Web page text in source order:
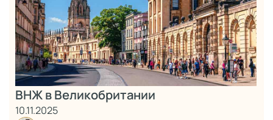
ВНЖ в Великобритании
10.11.2025